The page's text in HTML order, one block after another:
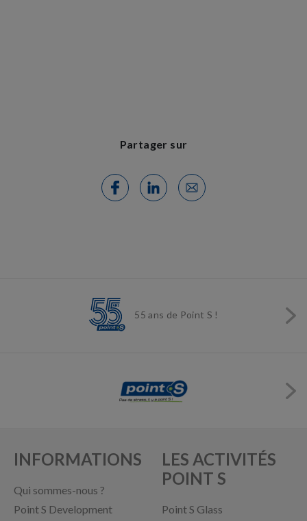
Partager sur
55 ans de Point S !
INFORMATIONS
Qui sommes-nous ?
Point S Development
LES ACTIVITÉS
POINT S
Point S Glass